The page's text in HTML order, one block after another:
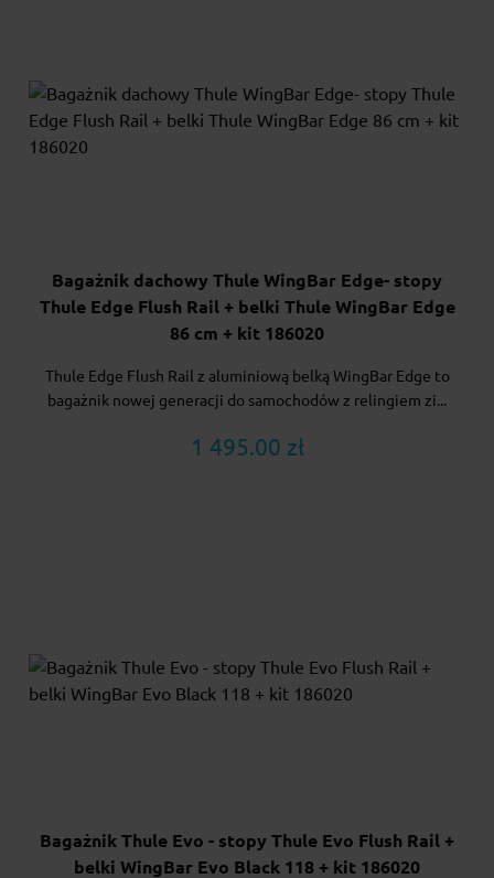
Bagażnik dachowy Thule WingBar Edge- stopy
Thule Edge Flush Rail + belki Thule WingBar Edge
86 cm + kit 186020
Thule Edge Flush Rail z aluminiową belką WingBar Edge to
bagażnik nowej generacji do samochodów z relingiem zi...
1 495.00 zł
Bagażnik Thule Evo - stopy Thule Evo Flush Rail +
belki WingBar Evo Black 118 + kit 186020